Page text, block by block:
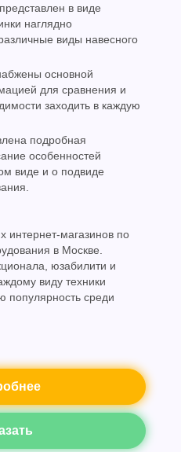
в виде
наглядно
виды навесного
основной
для сравнения и
заходить в каждую
подробная
особенностей
виде и о подвиде
интернет-магазинов по
в Москве.
юзабилити и
виду техники
популярность среди